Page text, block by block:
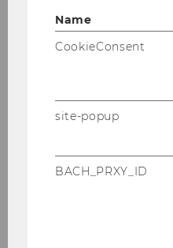
Name
CookieConsent
site-popup
BACH_PRXY_ID